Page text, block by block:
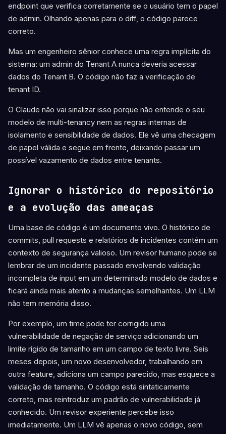
endpoint que verifica corretamente se o usuário tem o papel
de admin. Olhando apenas para o diff, o código parece
correto.
Mas um engenheiro sênior conhece uma regra implícita do
sistema: um admin do Tenant A nunca deveria acessar
dados do Tenant B. O código não faz a verificação de
tenant ID.
O Claude não vai sinalizar isso porque não entende o seu
modelo de multi-tenancy nem as regras internas de
isolamento e sensibilidade de dados. Ele vê uma checagem
de papel válida e segue em frente, deixando passar um
possível vazamento de dados entre tenants.
Ignorar o histórico do repositório
e a evolução das ameaças
Uma base de código é um documento vivo. O histórico de
commits, pull requests e relatórios de incidentes contém um
contexto de segurança valioso. Um revisor humano pode se
lembrar de um incidente passado envolvendo validação
incompleta de input em um determinado modelo de dados e
ficará ainda mais atento a mudanças semelhantes. Um LLM
não tem memória disso.
Por exemplo, um time pode ter corrigido uma
vulnerabilidade de negação de serviço adicionando um
limite rígido de tamanho em um campo de texto livre. Seis
meses depois, um novo desenvolvedor, trabalhando em
outra feature, adiciona um campo parecido, mas esquece a
validação de tamanho. O código está sintaticamente
correto, mas reintroduz um padrão de vulnerabilidade já
conhecido. Um revisor experiente percebe isso
imediatamente. Um LLM vê apenas o novo código, sem